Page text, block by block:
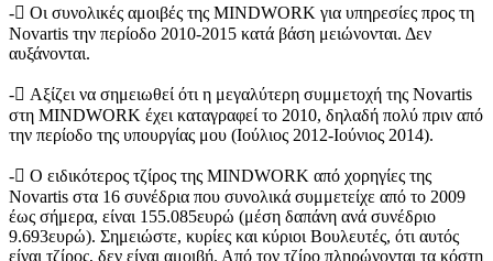
- Οι συνολικές αμοιβές της MINDWORK για υπηρεσίες προς τη
Novartis την περίοδο 2010-2015 κατά βάση μειώνονται. Δεν
αυξάνονται.
- Αξίζει να σημειωθεί ότι η μεγαλύτερη συμμετοχή της Novartis
στη MINDWORK έχει καταγραφεί το 2010, δηλαδή πολύ πριν από
την περίοδο της υπουργίας μου (Ιούλιος 2012-Ιούνιος 2014).
- Ο ειδικότερος τζίρος της MINDWORK από χορηγίες της
Novartis στα 16 συνέδρια που συνολικά συμμετείχε από το 2009
έως σήμερα, είναι 155.085ευρώ (μέση δαπάνη ανά συνέδριο
9.693ευρώ). Σημειώστε, κυρίες και κύριοι Βουλευτές, ότι αυτός
είναι τζίρος, δεν είναι αμοιβή. Από τον τζίρο πληρώνονται τα κόστη